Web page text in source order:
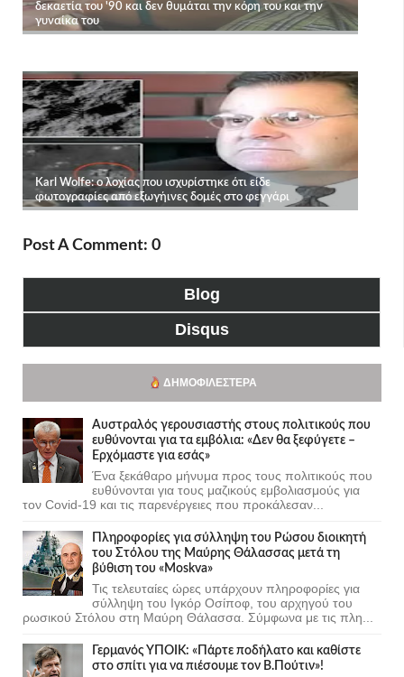
Post A Comment: 0
Blog
Disqus
ΔΗΜΟΦΙΛΈΣΤΕΡΑ
Αυστραλός γερουσιαστής στους πολιτικούς που
ευθύνονται για τα εμβόλια: «Δεν θα ξεφύγετε –
Ερχόμαστε για εσάς»
Ένα ξεκάθαρο μήνυμα προς τους πολιτικούς που
ευθύνονται για τους μαζικούς εμβολιασμούς για
τον Covid-19 και τις παρενέργειες που προκάλεσαν...
Πληροφορίες για σύλληψη του Ρώσου διοικητή
του Στόλου της Mαύρης Θάλασσας μετά τη
βύθιση του «Moskva»
Τις τελευταίες ώρες υπάρχουν πληροφορίες για
σύλληψη του Ιγκόρ Οσίποφ, του αρχηγού του
ρωσικού Στόλου στη Μαύρη Θάλασσα. Σύμφωνα με τις πλη...
Γερμανός ΥΠΟΙΚ: «Πάρτε ποδήλατο και καθίστε
στο σπίτι για να πιέσουμε τον Β.Πούτιν»!